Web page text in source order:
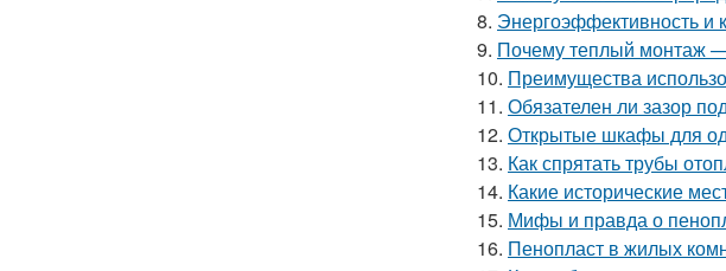
8. Энергоэффективность
9. Почему теплый монтаж
10. Преимущества
11. Обязателен ли зазор
12. Открытые шкафы для
13. Как спрятать трубы
14. Какие исторические
15. Мифы и правда о
16. Пенопласт в жилых